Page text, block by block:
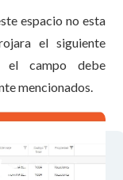
espacio no esta
el siguiente
campo debe
mencionados.